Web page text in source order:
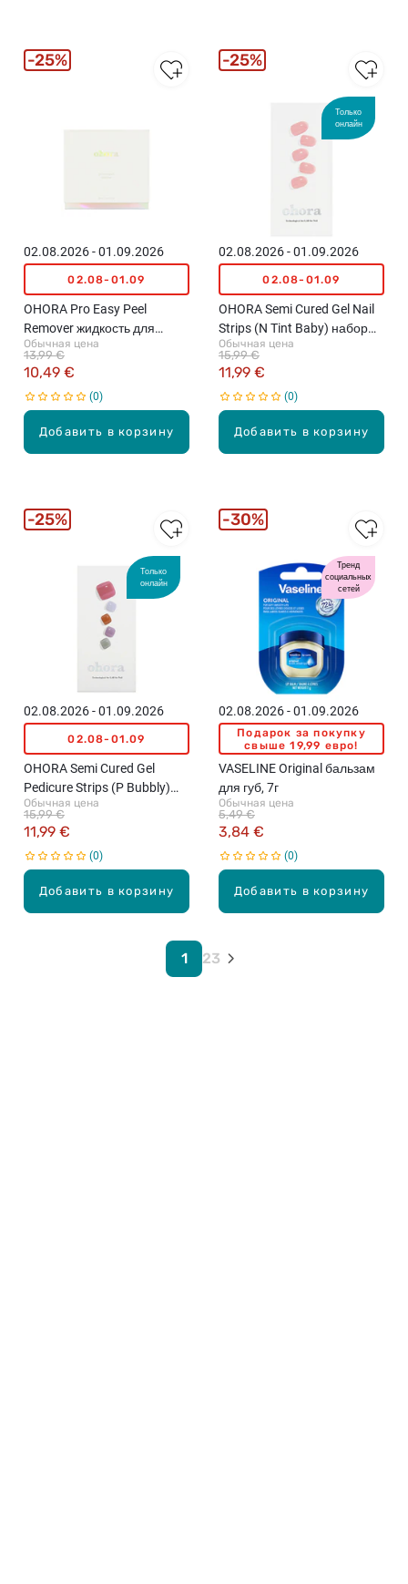
Добавить в корзину
02.08.2026 - 01.09.2026
02.08-01.09
OHORA Pro Easy Peel
Remover жидкость для
снятия гелевых наклеек,
50мл
Обычная цена
10,49 €
13,99 €
0
25%
Только
онлайн
Добавить в корзину
02.08.2026 - 01.09.2026
02.08-01.09
OHORA Semi Cured Gel Nail
Strips (N Tint Baby) набор
гелевых наклеек для
маникюра, 30 наклеек
Обычная цена
11,99 €
15,99 €
0
25%
Только
онлайн
Добавить в корзину
02.08.2026 - 01.09.2026
02.08-01.09
OHORA Semi Cured Gel
Pedicure Strips (P Bubbly)
набор гелевых наклеек для
педикюра, 32 наклеек
Обычная цена
11,99 €
15,99 €
0
25%
Тренд
социальных
сетей
Добавить в корзину
02.08.2026 - 01.09.2026
Подарок за покупку
свыше 19,99 евро!
VASELINE Original бальзам
для губ, 7г
Обычная цена
3,84 €
5,49 €
0
30%
1 23